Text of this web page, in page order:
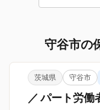
守谷市の
茨城県 守谷市
／ パート労働